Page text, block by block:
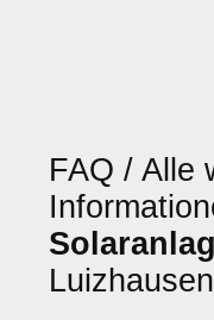
FAQ / Alle
Luizhausen